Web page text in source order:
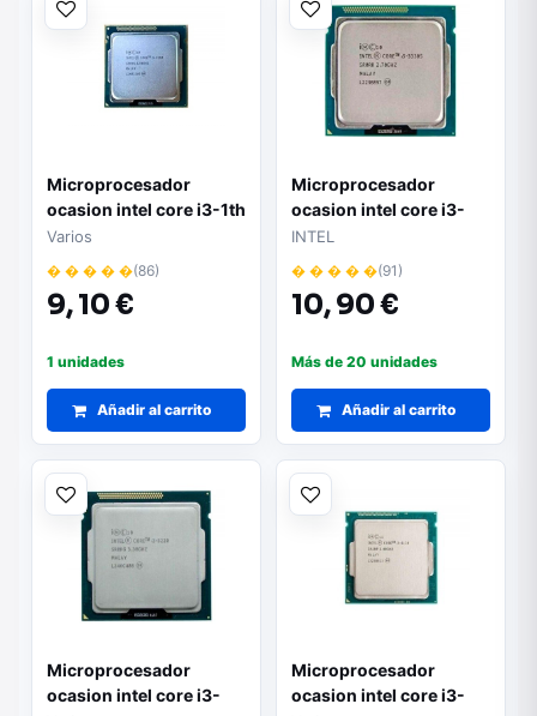
Microprocesador
ocasion intel core i3-1th
Varios
� � � � �(86)
9,10 €
1 unidades
Añadir al carrito
Microprocesador
ocasion intel core i3-
2th
INTEL
� � � � �(91)
10,90 €
Más de 20 unidades
Añadir al carrito
Microprocesador
ocasion intel core i3-
Microprocesador
ocasion intel core i3-